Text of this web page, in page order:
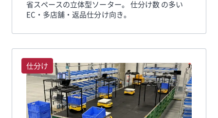
省スペースの立体型ソーター。 仕分け数 の多い
EC・多店舗・返品仕分け向き。
仕分け